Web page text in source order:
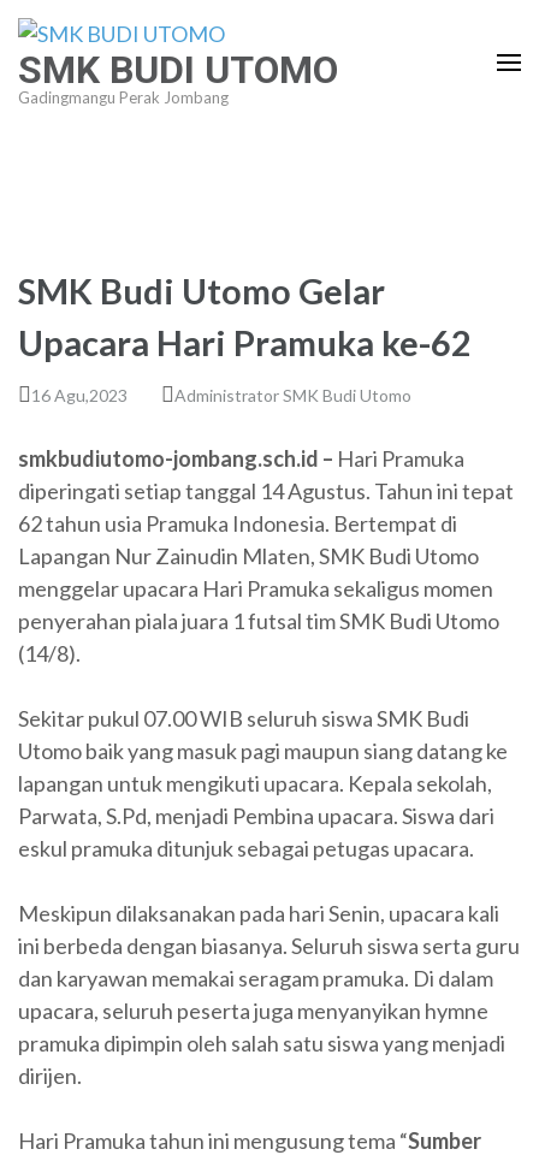
Lompat
konten
(Tekan
SMK BUDI UTOMO
Gadingmangu Perak Jombang
SMK Budi Utomo Gelar
Upacara Hari Pramuka ke-62
16 Agu,2023 Administrator SMK Budi Utomo
smkbudiutomo-jombang.sch.id – Hari Pramuka
diperingati setiap tanggal 14 Agustus. Tahun ini tepat
62 tahun usia Pramuka Indonesia. Bertempat di
Lapangan Nur Zainudin Mlaten, SMK Budi Utomo
menggelar upacara Hari Pramuka sekaligus momen
penyerahan piala juara 1 futsal tim SMK Budi Utomo
(14/8).
Sekitar pukul 07.00 WIB seluruh siswa SMK Budi
Utomo baik yang masuk pagi maupun siang datang ke
lapangan untuk mengikuti upacara. Kepala sekolah,
Parwata, S.Pd, menjadi Pembina upacara. Siswa dari
eskul pramuka ditunjuk sebagai petugas upacara.
Meskipun dilaksanakan pada hari Senin, upacara kali
ini berbeda dengan biasanya. Seluruh siswa serta guru
dan karyawan memakai seragam pramuka. Di dalam
upacara, seluruh peserta juga menyanyikan hymne
pramuka dipimpin oleh salah satu siswa yang menjadi
dirijen.
Hari Pramuka tahun ini mengusung tema “Sumber